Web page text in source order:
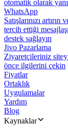
otomatik olarak
WhatsApp
Satışlarınızı
tercih ettiği
destek sağlayın
Jivo Pazarlama
Ziyaretçileriniz
önce ilgilerini çekin
Fiyatlar
Ortaklık
Uygulamalar
Yardım
Blog
Kaynaklar